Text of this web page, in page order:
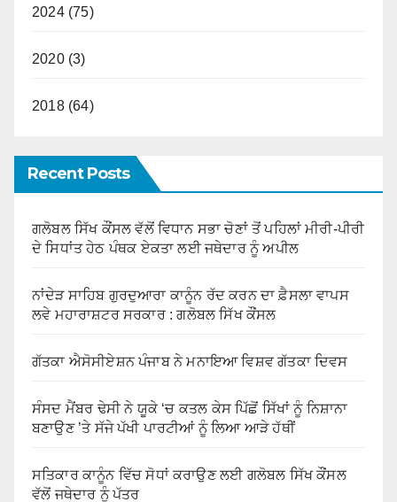
2024 (75)
2020 (3)
2018 (64)
Recent Posts
ਗਲੋਬਲ ਸਿੱਖ ਕੌਂਸਲ ਵੱਲੋਂ ਵਿਧਾਨ ਸਭਾ ਚੋਣਾਂ ਤੋਂ ਪਹਿਲਾਂ ਮੀਰੀ-ਪੀਰੀ
ਦੇ ਸਿਧਾਂਤ ਹੇਠ ਪੰਥਕ ਏਕਤਾ ਲਈ ਜਥੇਦਾਰ ਨੂੰ ਅਪੀਲ
ਨਾਂਦੇੜ ਸਾਹਿਬ ਗੁਰਦੁਆਰਾ ਕਾਨੂੰਨ ਰੱਦ ਕਰਨ ਦਾ ਫ਼ੈਸਲਾ ਵਾਪਸ
ਲਵੇ ਮਹਾਰਾਸ਼ਟਰ ਸਰਕਾਰ : ਗਲੋਬਲ ਸਿੱਖ ਕੌਂਸਲ
ਗੱਤਕਾ ਐਸੋਸੀਏਸ਼ਨ ਪੰਜਾਬ ਨੇ ਮਨਾਇਆ ਵਿਸ਼ਵ ਗੱਤਕਾ ਦਿਵਸ
ਸੰਸਦ ਮੈਂਬਰ ਢੇਸੀ ਨੇ ਯੂਕੇ ‘ਚ ਕਤਲ ਕੇਸ ਪਿੱਛੋਂ ਸਿੱਖਾਂ ਨੂੰ ਨਿਸ਼ਾਨਾ
ਬਣਾਉਣ ’ਤੇ ਸੱਜੇ ਪੱਖੀ ਪਾਰਟੀਆਂ ਨੂੰ ਲਿਆ ਆੜੇ ਹੱਥੀਂ
ਸਤਿਕਾਰ ਕਾਨੂੰਨ ਵਿੱਚ ਸੋਧਾਂ ਕਰਾਉਣ ਲਈ ਗਲੋਬਲ ਸਿੱਖ ਕੌਂਸਲ
ਵੱਲੋਂ ਜਥੇਦਾਰ ਨੂੰ ਪੱਤਰ